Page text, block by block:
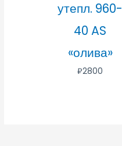
утепл. 960-
40 AS
«олива»
₽2800